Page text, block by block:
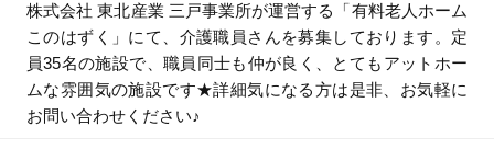
株式会社 東北産業 三戸事業所が運営する「有料老人ホーム
このはずく」にて、介護職員さんを募集しております。定
員35名の施設で、職員同士も仲が良く、とてもアットホー
ムな雰囲気の施設です★詳細気になる方は是非、お気軽に
お問い合わせください♪